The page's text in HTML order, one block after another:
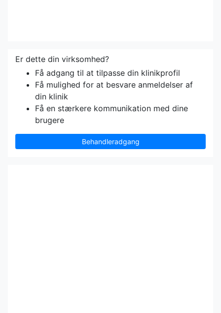
Er dette din virksomhed?
Få adgang til at tilpasse din klinikprofil
Få mulighed for at besvare anmeldelser af
din klinik
Få en stærkere kommunikation med dine
brugere
Behandleradgang